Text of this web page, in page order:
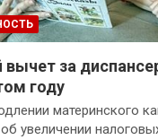
за
году
материнского
увеличении